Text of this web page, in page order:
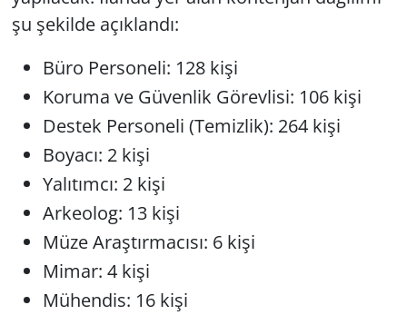
şu şekilde açıklandı:
Büro Personeli: 128 kişi
Koruma ve Güvenlik Görevlisi: 106 kişi
Destek Personeli (Temizlik): 264 kişi
Boyacı: 2 kişi
Yalıtımcı: 2 kişi
Arkeolog: 13 kişi
Müze Araştırmacısı: 6 kişi
Mimar: 4 kişi
Mühendis: 16 kişi